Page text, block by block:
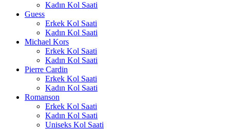
Kadın Kol Saati
Guess
Erkek Kol Saati
Kadın Kol Saati
Michael Kors
Erkek Kol Saati
Kadın Kol Saati
Pierre Cardin
Erkek Kol Saati
Kadın Kol Saati
Romanson
Erkek Kol Saati
Kadın Kol Saati
Uniseks Kol Saati